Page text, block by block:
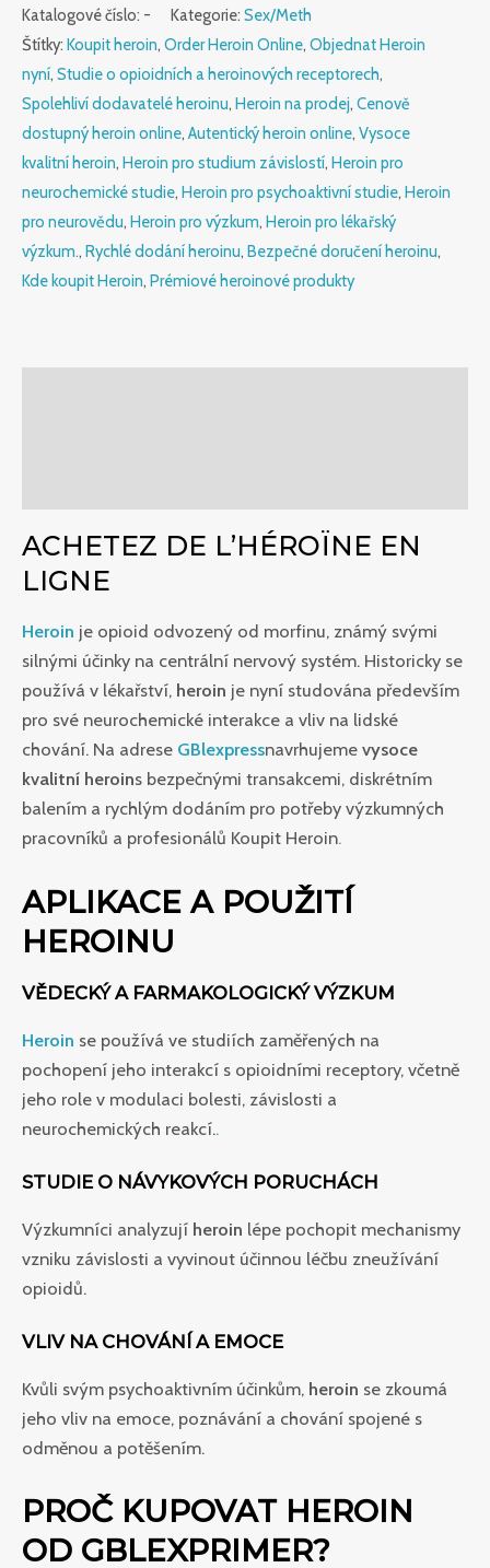
Katalogové číslo: - Kategorie: Sex/Meth
Štítky: Koupit heroin, Order Heroin Online, Objednat Heroin
nyní, Studie o opioidních a heroinových receptorech,
Spolehliví dodavatelé heroinu, Heroin na prodej, Cenově
dostupný heroin online, Autentický heroin online, Vysoce
kvalitní heroin, Heroin pro studium závislostí, Heroin pro
neurochemické studie, Heroin pro psychoaktivní studie, Heroin
pro neurovědu, Heroin pro výzkum, Heroin pro lékařský
výzkum., Rychlé dodání heroinu, Bezpečné doručení heroinu,
Kde koupit Heroin, Prémiové heroinové produkty
ACHETEZ DE L’HÉROÏNE EN
LIGNE
Heroin je opioid odvozený od morfinu, známý svými
silnými účinky na centrální nervový systém. Historicky se
používá v lékařství, heroin je nyní studována především
pro své neurochemické interakce a vliv na lidské
chování. Na adrese GBlexpressnavrhujeme vysoce
kvalitní heroins bezpečnými transakcemi, diskrétním
balením a rychlým dodáním pro potřeby výzkumných
pracovníků a profesionálů Koupit Heroin.
APLIKACE A POUŽITÍ
HEROINU
VĚDECKÝ A FARMAKOLOGICKÝ VÝZKUM
Heroin se používá ve studiích zaměřených na
pochopení jeho interakcí s opioidními receptory, včetně
jeho role v modulaci bolesti, závislosti a
neurochemických reakcí..
STUDIE O NÁVYKOVÝCH PORUCHÁCH
Výzkumníci analyzují heroin lépe pochopit mechanismy
vzniku závislosti a vyvinout účinnou léčbu zneužívání
opioidů.
VLIV NA CHOVÁNÍ A EMOCE
Kvůli svým psychoaktivním účinkům, heroin se zkoumá
jeho vliv na emoce, poznávání a chování spojené s
odměnou a potěšením.
PROČ KUPOVAT HEROIN
OD GBLEXPRIMER?